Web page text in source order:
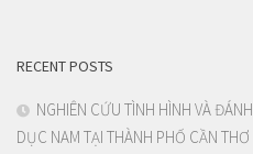
RECENT POSTS
NGHIÊN CỨU TÌNH HÌNH VÀ
DỤC NAM TẠI THÀNH PHỐ CẦN THƠ